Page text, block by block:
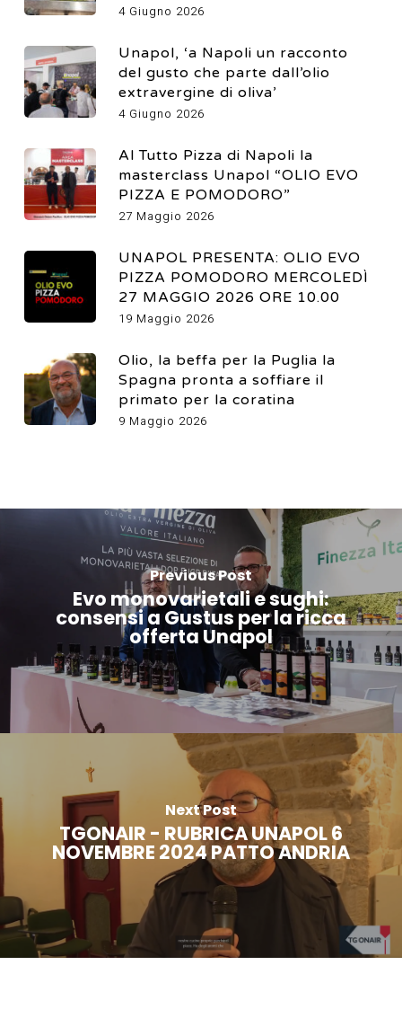
4 Giugno 2026
Unapol, ‘a Napoli un racconto
del gusto che parte dall’olio
extravergine di oliva’
4 Giugno 2026
Al Tutto Pizza di Napoli la
masterclass Unapol “OLIO EVO
PIZZA E POMODORO”
27 Maggio 2026
UNAPOL PRESENTA: OLIO EVO
PIZZA POMODORO MERCOLEDÌ
27 MAGGIO 2026 ORE 10.00
19 Maggio 2026
Olio, la beffa per la Puglia la
Spagna pronta a soffiare il
primato per la coratina
9 Maggio 2026
Previous Post
Evo monovarietali e sughi:
consensi a Gustus per la ricca
offerta Unapol
Next Post
TGONAIR - RUBRICA UNAPOL 6
NOVEMBRE 2024 PATTO ANDRIA